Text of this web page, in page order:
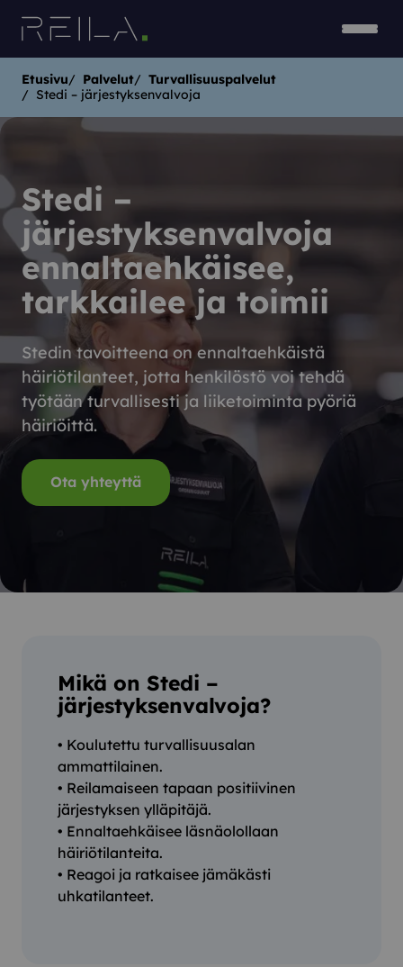
Avaa
Sulje
Etusivu Palvelut
Turvallisuuspalvelut
Stedi – järjestyksenvalvoja
Stedi –
järjestyksenvalvoja
ennaltaehkäisee,
tarkkailee ja toimii
Stedin tavoitteena on ennaltaehkäistä
häiriötilanteet, jotta henkilöstö voi tehdä
työtään turvallisesti ja liiketoiminta pyöriä
häiriöittä.
Ota yhteyttä
Mikä on Stedi –
järjestyksenvalvoja?
• Koulutettu turvallisuusalan
ammattilainen.
• Reilamaiseen tapaan positiivinen
järjestyksen ylläpitäjä.
• Ennaltaehkäisee läsnäolollaan
häiriötilanteita.
• Reagoi ja ratkaisee jämäkästi
uhkatilanteet.